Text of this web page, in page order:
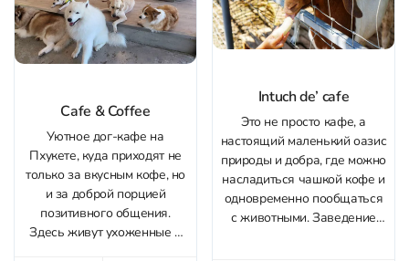
Cafe & Coffee
Уютное дог-кафе на
Пхукете, куда приходят не
только за вкусным кофе, но
и за доброй порцией
позитивного общения.
Здесь живут ухоженные и
Intuch de’ cafe
Это не просто кафе, а
настоящий маленький оазис
природы и добра, где можно
насладиться чашкой кофе и
одновременно пообщаться
с животными. Заведение